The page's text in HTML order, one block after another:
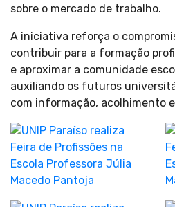
sobre o mercado de trabalho.
A iniciativa reforça o
contribuir para a formação
e aproximar a comunidade
auxiliando os futuros
com informação, acolhimento